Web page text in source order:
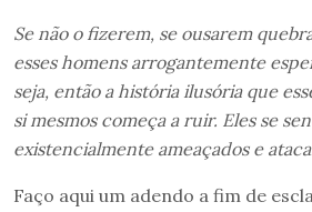
Se não o fizerem, se ousarem
esses homens arrogantemente
seja, então a história ilusória que
si mesmos começa a ruir. Eles se
existencialmente ameaçados e
Faço aqui um adendo a fim de